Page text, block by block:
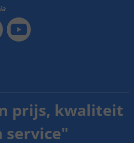
prijs, kwaliteit
service"